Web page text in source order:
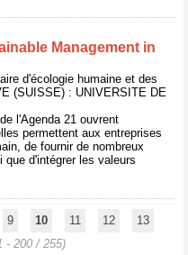
Management in
d'écologie humaine et des
(SUISSE) : UNIVERSITE DE
l'Agenda 21 ouvrent
permettent aux entreprises
de fournir de nombreux
que d'intégrer les valeurs
9 10 11 12
13
- 200 / 255)